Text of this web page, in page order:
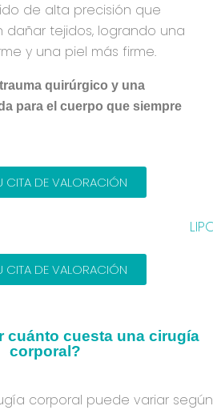
de alta precisión que
dañar tejidos, logrando una
y una piel más firme.
quirúrgico y una
para el cuerpo que siempre
CITA DE VALORACIÓN
CITA DE VALORACIÓN
cuánto cuesta una cirugía
corporal?
corporal puede variar según